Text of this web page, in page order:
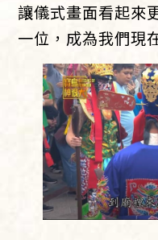
讓儀式畫面看起來
一位，成為我們現